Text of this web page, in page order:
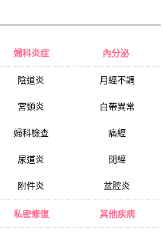
婦科炎症
陰道炎
宮頸炎
婦科檢查
尿道炎
附件炎
內分泌
月經不調
白帶異常
痛經
閉經
盆腔炎
私密修復 其他疾病